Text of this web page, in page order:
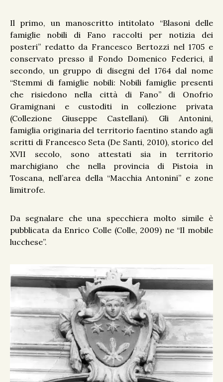
Il primo, un manoscritto intitolato “Blasoni delle
famiglie nobili di Fano raccolti per notizia dei
posteri” redatto da Francesco Bertozzi nel 1705 e
conservato presso il Fondo Domenico Federici, il
secondo, un gruppo di disegni del 1764 dal nome
“Stemmi di famiglie nobili: Nobili famiglie presenti
che risiedono nella città di Fano” di Onofrio
Gramignani e custoditi in collezione privata
(Collezione Giuseppe Castellani). Gli Antonini,
famiglia originaria del territorio faentino stando agli
scritti di Francesco Seta (De Santi, 2010), storico del
XVII secolo, sono attestati sia in territorio
marchigiano che nella provincia di Pistoia in
Toscana, nell’area della “Macchia Antonini” e zone
limitrofe.
Da segnalare che una specchiera molto simile è
pubblicata da Enrico Colle (Colle, 2009) ne “Il mobile
lucchese”.